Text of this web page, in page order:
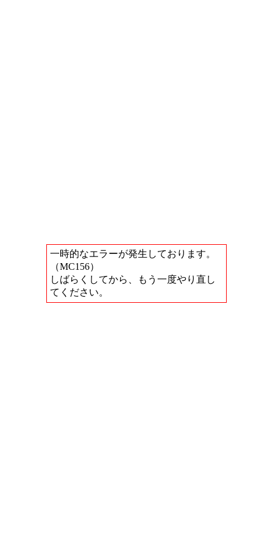
一時的なエラーが発生しております。
（MC156）
しばらくしてから、もう一度やり直し
てください。